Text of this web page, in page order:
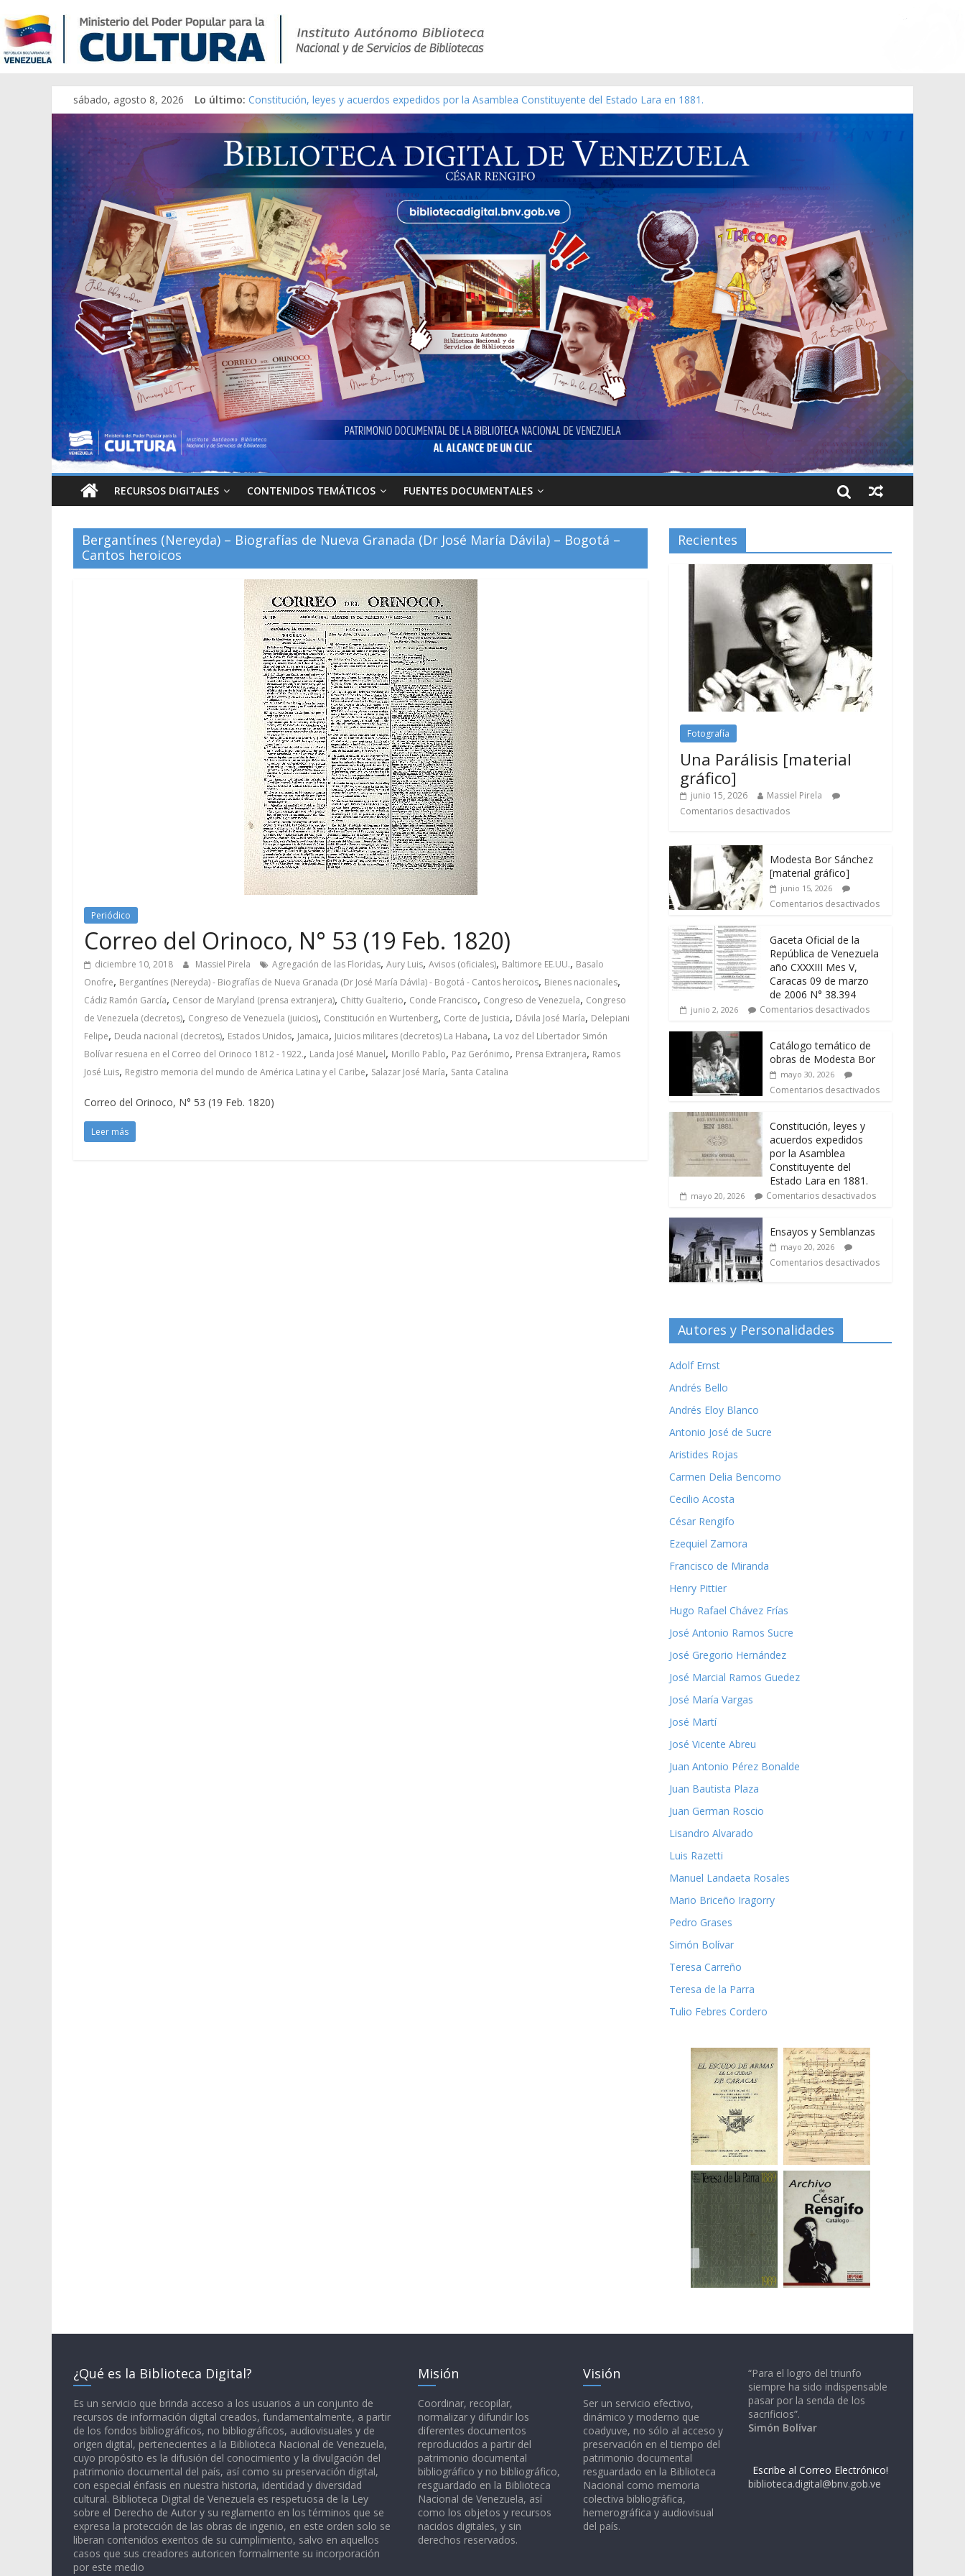
sábado, agosto 8, 2026 Lo último: Constitución, leyes y acuerdos expedidos por la Asamblea Constituyente del Estado Lara en 1881.
Una Parálisis [material gráfico]
Modesta Bor Sánchez [material gráfico]
Gaceta Oficial de la República de Venezuela año CXXXIII Mes V, Caracas 09 de marzo de 2006 N° 38.394
Catálogo temático de obras de Modesta Bor
RECURSOS DIGITALES CONTENIDOS TEMÁTICOS FUENTES DOCUMENTALES
Bergantínes (Nereyda) – Biografías de Nueva Granada (Dr José María Dávila) – Bogotá –
Cantos heroicos
Periódico
Correo del Orinoco, N° 53 (19 Feb. 1820)
diciembre 10, 2018 Massiel Pirela Agregación de las Floridas, Aury Luis, Avisos (oficiales), Baltimore EE.UU., Basalo
Onofre, Bergantínes (Nereyda) - Biografías de Nueva Granada (Dr José María Dávila) - Bogotá - Cantos heroicos, Bienes nacionales,
Cádiz Ramón García, Censor de Maryland (prensa extranjera), Chitty Gualterio, Conde Francisco, Congreso de Venezuela, Congreso
de Venezuela (decretos), Congreso de Venezuela (juicios), Constitución en Wurtenberg, Corte de Justicia, Dávila José María, Delepiani
Felipe, Deuda nacional (decretos), Estados Unidos, Jamaica, Juicios militares (decretos) La Habana, La voz del Libertador Simón
Bolívar resuena en el Correo del Orinoco 1812 - 1922., Landa José Manuel, Morillo Pablo, Paz Gerónimo, Prensa Extranjera, Ramos
José Luis, Registro memoria del mundo de América Latina y el Caribe, Salazar José María, Santa Catalina
Correo del Orinoco, N° 53 (19 Feb. 1820)
Leer más
Recientes
Fotografía
Una Parálisis [material
gráfico]
junio 15, 2026
Massiel Pirela
Comentarios desactivados
Modesta Bor Sánchez
[material gráfico]
junio 15, 2026
Comentarios desactivados
Gaceta Oficial de la
República de Venezuela
año CXXXIII Mes V,
Caracas 09 de marzo
de 2006 N° 38.394
junio 2, 2026 Comentarios desactivados
Catálogo temático de
obras de Modesta Bor
mayo 30, 2026
Comentarios desactivados
Constitución, leyes y
acuerdos expedidos
por la Asamblea
Constituyente del
Estado Lara en 1881.
mayo 20, 2026 Comentarios desactivados
Ensayos y Semblanzas
mayo 20, 2026
Comentarios desactivados
Autores y Personalidades
Adolf Ernst
Andrés Bello
Andrés Eloy Blanco
Antonio José de Sucre
Aristides Rojas
Carmen Delia Bencomo
Cecilio Acosta
César Rengifo
Ezequiel Zamora
Francisco de Miranda
Henry Pittier
Hugo Rafael Chávez Frías
José Antonio Ramos Sucre
José Gregorio Hernández
José Marcial Ramos Guedez
José María Vargas
José Martí
José Vicente Abreu
Juan Antonio Pérez Bonalde
Juan Bautista Plaza
Juan German Roscio
Lisandro Alvarado
Luis Razetti
Manuel Landaeta Rosales
Mario Briceño Iragorry
Pedro Grases
Simón Bolívar
Teresa Carreño
Teresa de la Parra
Tulio Febres Cordero
¿Qué es la Biblioteca Digital?
Es un servicio que brinda acceso a los usuarios a un conjunto de
recursos de información digital creados, fundamentalmente, a partir
de los fondos bibliográficos, no bibliográficos, audiovisuales y de
origen digital, pertenecientes a la Biblioteca Nacional de Venezuela,
cuyo propósito es la difusión del conocimiento y la divulgación del
patrimonio documental del país, así como su preservación digital,
con especial énfasis en nuestra historia, identidad y diversidad
cultural. Biblioteca Digital de Venezuela es respetuosa de la Ley
sobre el Derecho de Autor y su reglamento en los términos que se
expresa la protección de las obras de ingenio, en este orden solo se
liberan contenidos exentos de su cumplimiento, salvo en aquellos
casos que sus creadores autoricen formalmente su incorporación
por este medio
Misión
Coordinar, recopilar,
normalizar y difundir los
diferentes documentos
reproducidos a partir del
patrimonio documental
bibliográfico y no bibliográfico,
resguardado en la Biblioteca
Nacional de Venezuela, así
como los objetos y recursos
nacidos digitales, y sin
derechos reservados.
Visión
Ser un servicio efectivo,
dinámico y moderno que
coadyuve, no sólo al acceso y
preservación en el tiempo del
patrimonio documental
resguardado en la Biblioteca
Nacional como memoria
colectiva bibliográfica,
hemerográfica y audiovisual
del país.
“Para el logro del triunfo
siempre ha sido indispensable
pasar por la senda de los
sacrificios”.
Simón Bolívar
Escribe al Correo Electrónico!
biblioteca.digital@bnv.gob.ve